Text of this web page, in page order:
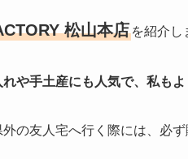
松山本店 を紹介し
れや手土産にも人気で、私も
の友人宅へ行く際には、必ず